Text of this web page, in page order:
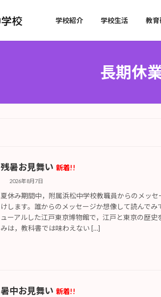
学校紹介 学校生活 教
長期休
残暑お見舞い 新着!!
2026年8月7日
夏休み期間中，附属浜松中学校教職員からのメッ
けします。誰からのメッセージか想像して読んでみ
ューアルした江戸東京博物館で，江戸と東京の歴史
みは，教科書では味わえない […]
暑中お見舞い 新着!!